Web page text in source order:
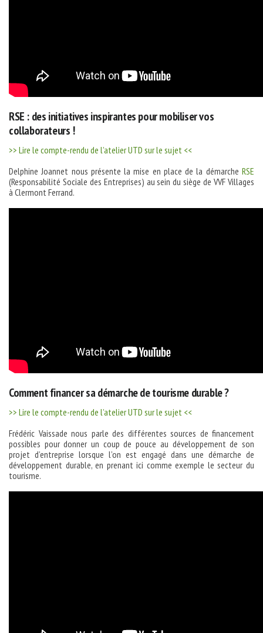
RSE : des initiatives inspirantes pour mobiliser vos
collaborateurs !
>> Lire le compte-rendu de l’atelier UTD sur le sujet <<
Delphine Joannet nous présente la mise en place de la démarche RSE
(Responsabilité Sociale des Entreprises) au sein du siège de VVF Villages
à Clermont Ferrand.
Comment financer sa démarche de tourisme durable ?
>> Lire le compte-rendu de l’atelier UTD sur le sujet <<
Frédéric Vaissade nous parle des différentes sources de financement
possibles pour donner un coup de pouce au développement de son
projet d’entreprise lorsque l’on est engagé dans une démarche de
développement durable, en prenant ici comme exemple le secteur du
tourisme.